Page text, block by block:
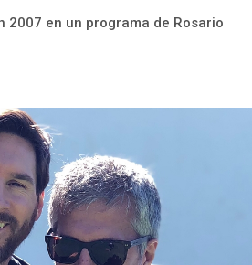
2007 en un programa de Rosario